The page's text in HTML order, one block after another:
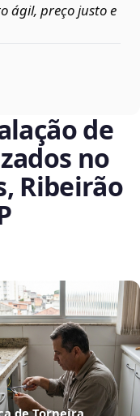
ágil, preço justo e
de
no
Ribeirão